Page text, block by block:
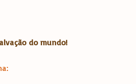
do mundo!